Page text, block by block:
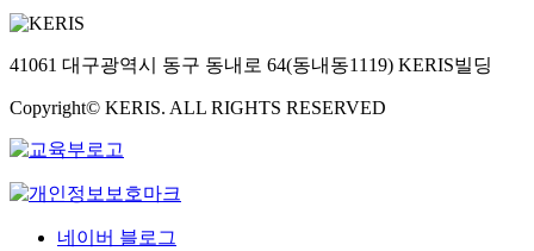
41061 대구광역시 동구 동내로 64(동내동1119) KERIS빌딩
Copyright© KERIS. ALL RIGHTS RESERVED
네이버 블로그